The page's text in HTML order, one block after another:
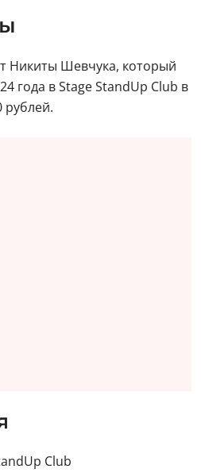
Никиты Шевчука, который
года в Stage StandUp Club в
рублей.
Club